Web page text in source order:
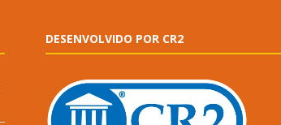
DESENVOLVIDO POR CR2